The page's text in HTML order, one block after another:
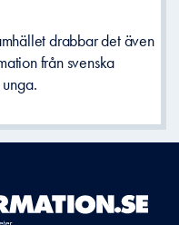
drabbar det även
från svenska